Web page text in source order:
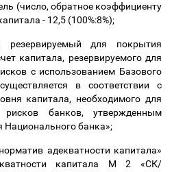
(число, обратное коэффициенту
- 12,5 (100%:8%);
для покрытия
капитала, резервируемого для
с использованием Базового
в соответствии с
капитала, необходимого для
рисков банков, утвержденным
Национального банка»;
адекватности капитала»
капитала М 2 «СК/